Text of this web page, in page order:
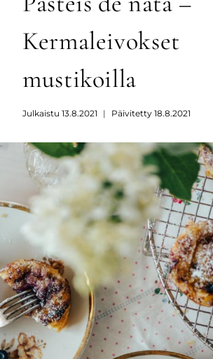
Kermaleivokset
mustikoilla
Julkaistu 13.8.2021 Päivitetty 18.8.2021